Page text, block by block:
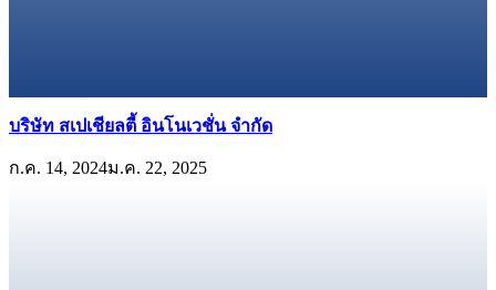
บริษัท สเปเชียลตี้ อินโนเวชั่น จำกัด
ก.ค. 14, 2024ม.ค. 22, 2025